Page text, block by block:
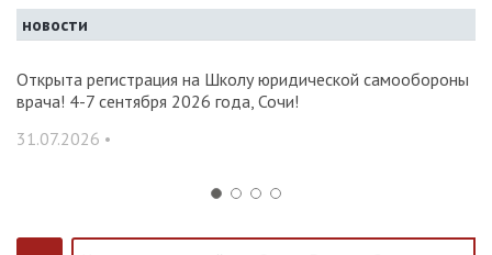
новости
Открыта регистрация на Школу юридической самообороны
врача! 4-7 сентября 2026 года, Сочи!
31.07.2026 •